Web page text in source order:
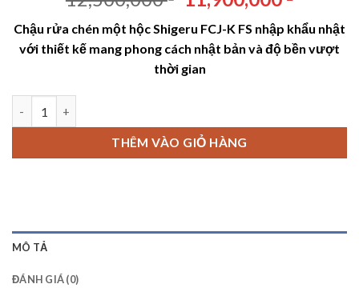
gốc
là:
12,500,000 ₫.
hiện
tại
là:
Chậu rửa chén một hộc Shigeru FCJ-K FS nhập khẩu nhật
với thiết kế mang phong cách nhật bản và độ bền vượt
thời gian
THÊM VÀO GIỎ HÀNG
MÔ TẢ
ĐÁNH GIÁ (0)